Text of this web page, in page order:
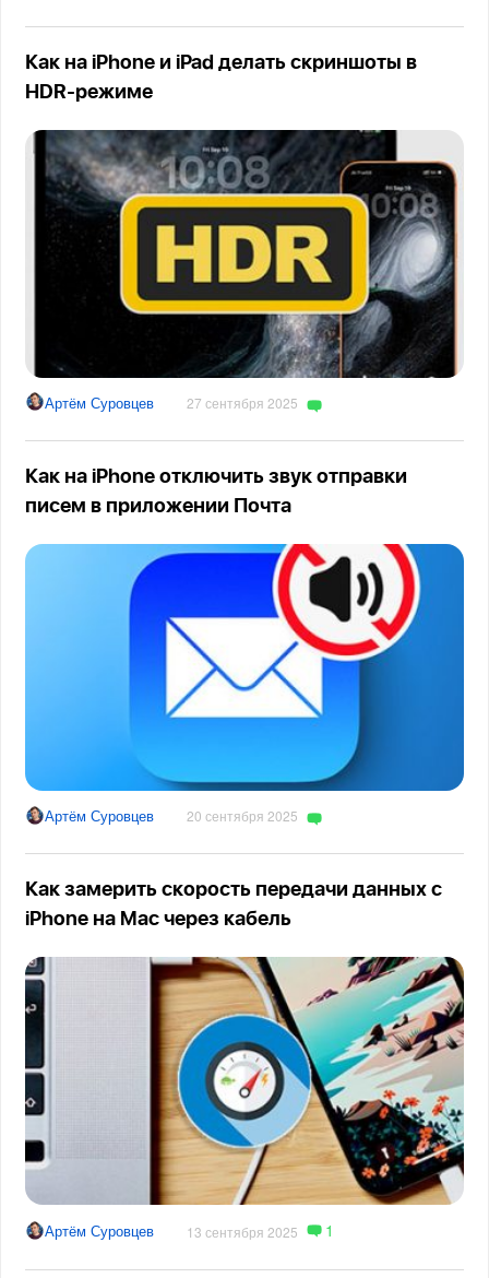
Как на iPhone и iPad делать скриншоты в
HDR-режиме
Артём Суровцев 27 сентября 2025
Как на iPhone отключить звук отправки
писем в приложении Почта
Артём Суровцев 20 сентября 2025
Как замерить скорость передачи данных с
iPhone на Mac через кабель
Артём Суровцев 13 сентября 2025 1